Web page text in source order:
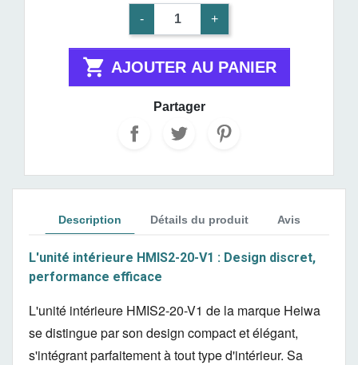
-
+
 AJOUTER AU PANIER
Partager
Description Détails du produit Avis
L'unité intérieure HMIS2-20-V1 : Design discret,
performance efficace
L'unité intérieure HMIS2-20-V1 de la marque Heiwa
se distingue par son design compact et élégant,
s'intégrant parfaitement à tout type d'intérieur. Sa